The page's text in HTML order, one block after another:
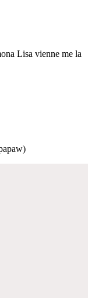
Lisa vienne me la